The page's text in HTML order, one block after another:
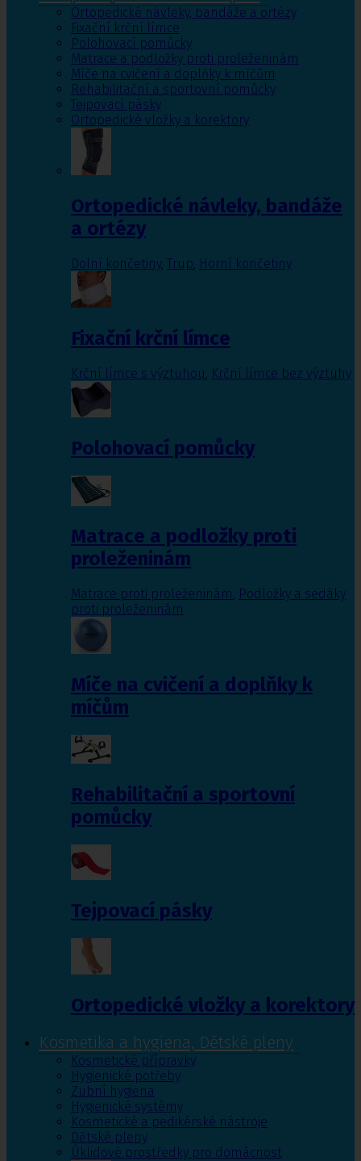
Ortopedické návleky, bandáže a ortézy
Fixační krční límce
Polohovací pomůcky
Matrace a podložky proti proleženinám
Míče na cvičení a doplňky k míčům
Rehabilitační a sportovní pomůcky
Tejpovací pásky
Ortopedické vložky a korektory
Ortopedické návleky, bandáže
a ortézy
Dolní končetiny, Trup, Horní končetiny
Fixační krční límce
Krční límce s výztuhou Krční límce bez výztuhy
Polohovací pomůcky
Matrace a podložky proti
proleženinám
Matrace proti proleženinám, Podložky a sedáky
proti proleženinám
Míče na cvičení a doplňky k
míčům
Rehabilitační a sportovní
pomůcky
Tejpovací pásky
Ortopedické vložky a korektory
Kosmetika a hygiena, Dětské pleny
Kosmetické přípravky
Hygienické potřeby
Zubní hygiena
Hygienické systémy
Kosmetické a pedikérské nástroje
Dětské pleny
Úklidové prostředky pro domácnost